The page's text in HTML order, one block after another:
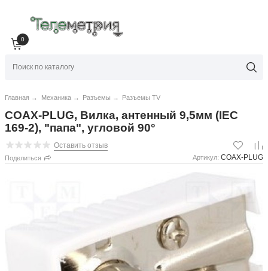
0
Главная → Механика → Разъемы → Разъемы TV
COAX-PLUG, Вилка, антенный 9,5мм (IEC
169-2), "папа", угловой 90°
Оставить отзыв
Поделиться Артикул: COAX-PLUG